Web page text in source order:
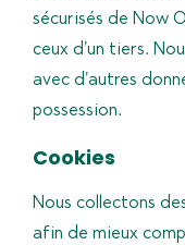
sécurisés de Now
ceux d’un tiers.
avec d’autres
possession.
Cookies
Nous collectons
afin de mieux